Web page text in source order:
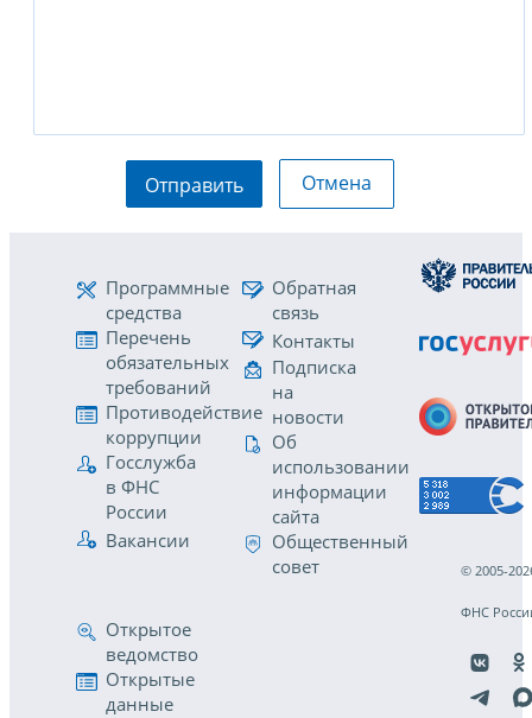
Отправить Отмена
Программные
средства
Перечень
обязательных
требований
Противодействие
коррупции
Госслужба
в ФНС
России
Вакансии
Обратная
связь
Контакты
Подписка
на
новости
Об
использовании
информации
сайта
Общественный
совет
Открытое
ведомство
Открытые
данные
© 2005-
ФНС